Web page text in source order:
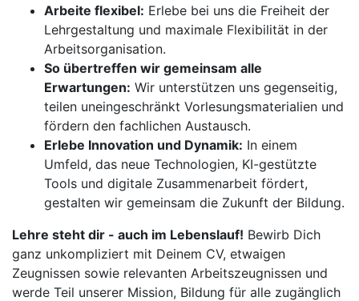
Arbeite flexibel: Erlebe bei uns die Freiheit der
Lehrgestaltung und maximale Flexibilität in der
Arbeitsorganisation.
So übertreffen wir gemeinsam alle
Erwartungen: Wir unterstützen uns gegenseitig,
teilen uneingeschränkt Vorlesungsmaterialien und
fördern den fachlichen Austausch.
Erlebe Innovation und Dynamik: In einem
Umfeld, das neue Technologien, KI-gestützte
Tools und digitale Zusammenarbeit fördert,
gestalten wir gemeinsam die Zukunft der Bildung.
Lehre steht dir - auch im Lebenslauf! Bewirb Dich
ganz unkompliziert mit Deinem CV, etwaigen
Zeugnissen sowie relevanten Arbeitszeugnissen und
werde Teil unserer Mission, Bildung für alle zugänglich